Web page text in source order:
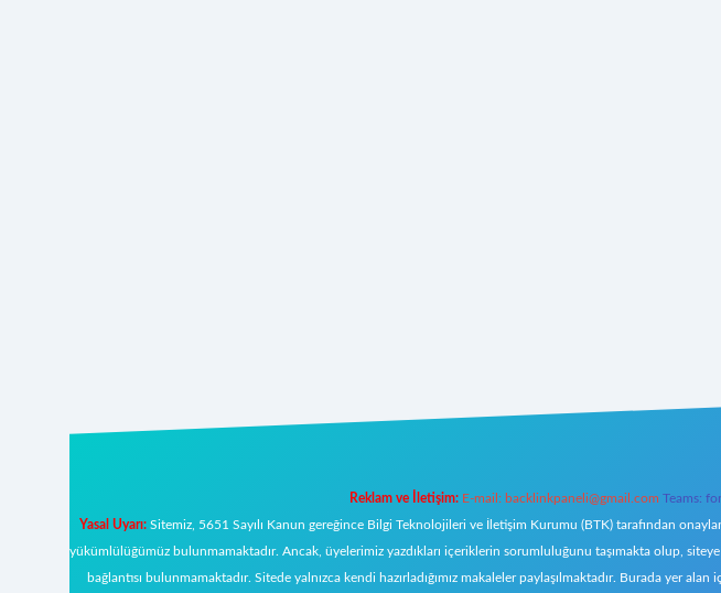
Reklam ve İletişim: E-mail: backlinkpaneli@gmail.com Teams:
Yasal Uyarı:Sitemiz, 5651 Sayılı Kanun gereğince Bilgi Teknolojileri ve İletişim Kurumu (BTK) tarafından
yükümlülüğümüz bulunmamaktadır. Ancak, üyelerimiz yazdıkları içeriklerin sorumluluğunu taşımakta olup,
bağlantısı bulunmamaktadır. Sitede yalnızca kendi hazırladığımız makaleler paylaşılmaktadır. Burada yer